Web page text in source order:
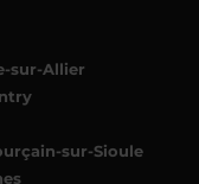
sur-Allier
sur-Sioule